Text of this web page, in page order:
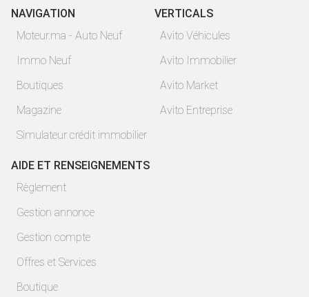
NAVIGATION
Moteur.ma - Auto Neuf
Immo Neuf
Boutiques
Magazine
Simulateur crédit immobilier
VERTICALS
Avito Véhicules
Avito Immobilier
Avito Market
Avito Entreprise
AIDE ET RENSEIGNEMENTS
Règlement
Gestion annonce
Gestion compte
Offres et Services
Boutique